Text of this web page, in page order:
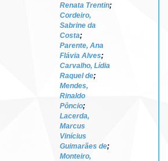
Renata Trentin;
Cordeiro,
Sabrine da
Costa;
Parente, Ana
Flávia Alves;
Carvalho, Lídia
Raquel de;
Mendes,
Rinaldo
Pôncio;
Lacerda,
Marcus
Vinícius
Guimarães de;
Monteiro,